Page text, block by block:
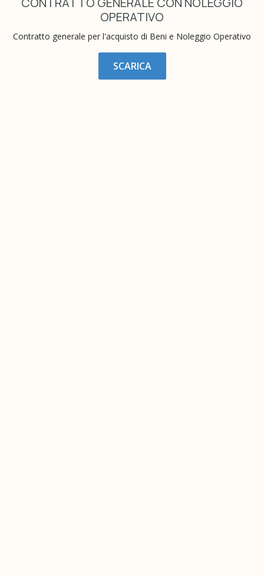
OPERATIVO
Contratto generale per l'acquisto di Beni e Noleggio Operativo
SCARICA